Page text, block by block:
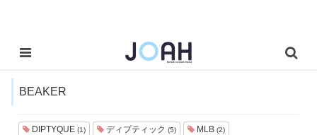
BEAKER
DIPTYQUE (1) ディプティック (5) MLB (2)